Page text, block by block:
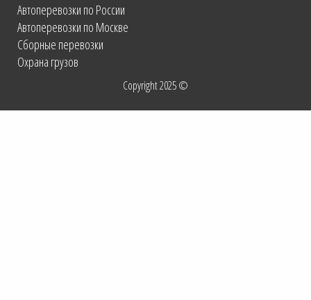
Автоперевозки по России
Автоперевозки по Москве
Сборные перевозки
Охрана грузов
Copyright 2025 ©